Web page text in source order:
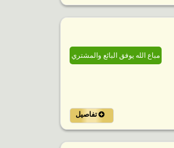
مباع الله يوفق البائع والمشتري
تفاصيل